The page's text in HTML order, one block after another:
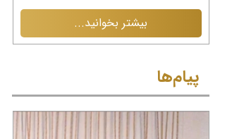
بیشتر بخوانید...
پیام‌ها